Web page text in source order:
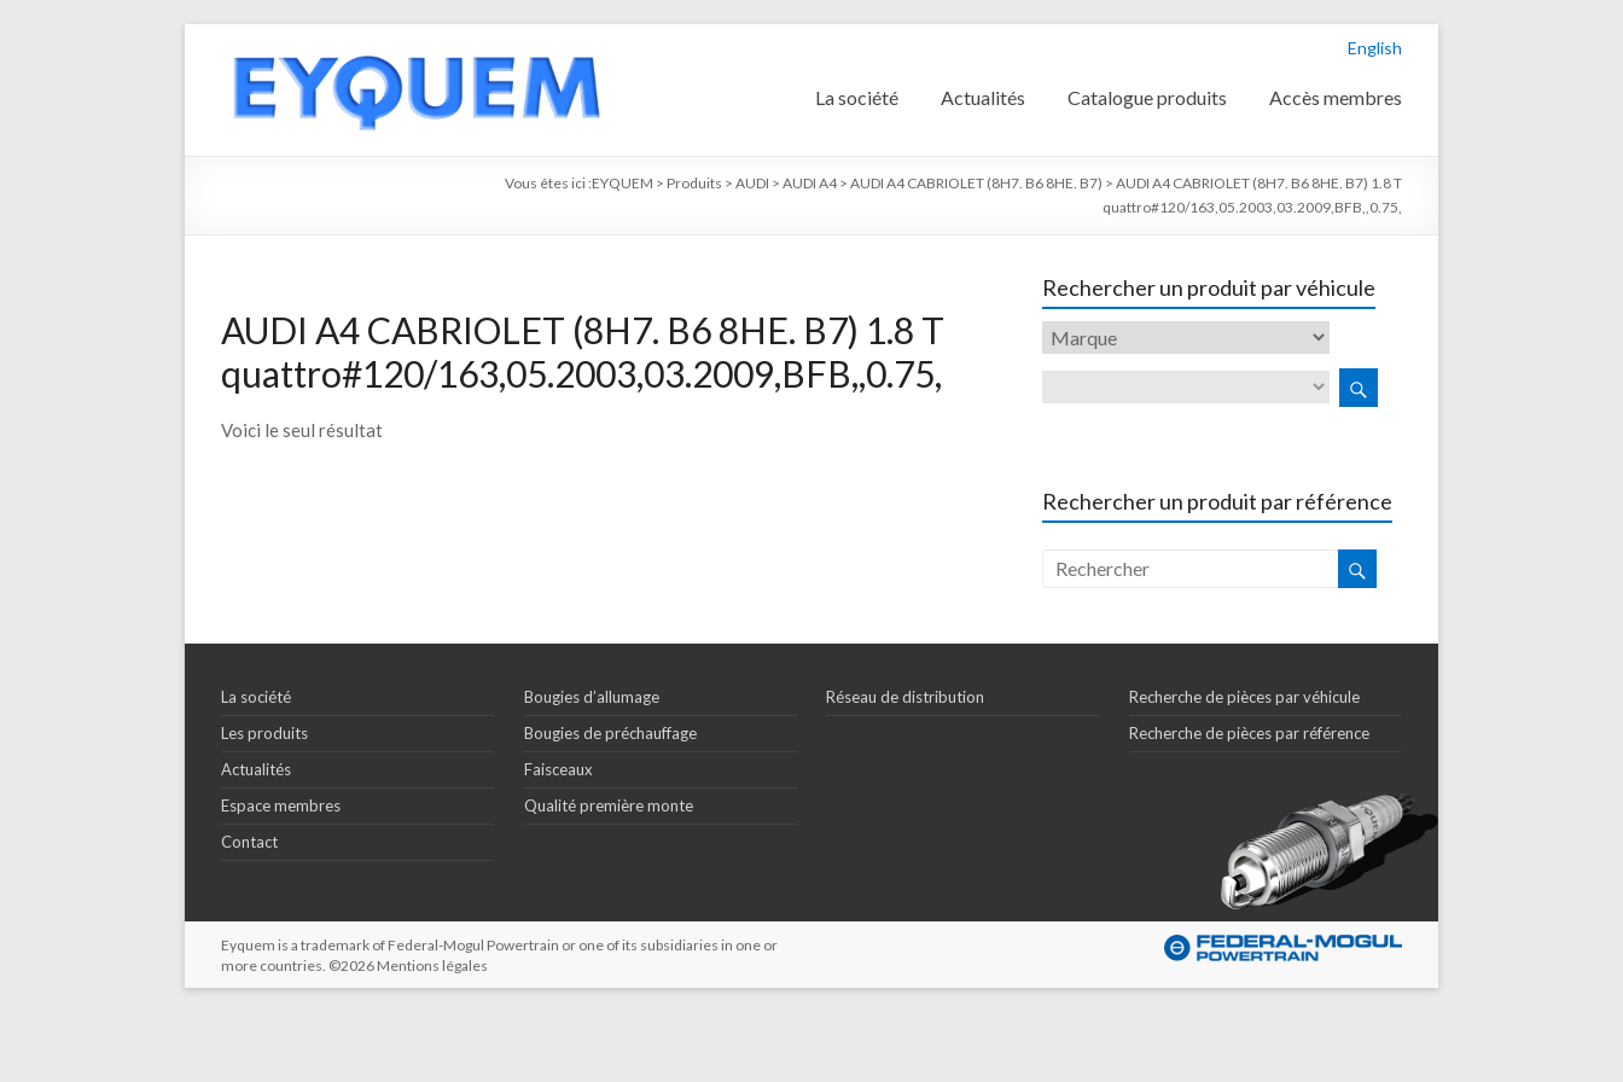
English
La société Actualités Catalogue produits Accès membres
Vous êtes ici :EYQUEM > Produits > AUDI > AUDI A4> AUDI A4 CABRIOLET (8H7. B6 8HE. B7) > AUDI A4 CABRIOLET (8H7. B6 8HE. B7) 1.8 T
quattro#120/163,05.2003,03.2009,BFB,,0.75,
AUDI A4 CABRIOLET (8H7. B6 8HE. B7) 1.8 T
quattro#120/163,05.2003,03.2009,BFB,,0.75,
Voici le seul résultat
Rechercher un produit par véhicule
Rechercher un produit par référence
La société
Les produits
Actualités
Espace membres
Contact
Bougies d’allumage
Bougies de préchauffage
Faisceaux
Qualité première monte
Réseau de distribution
Recherche de pièces par véhicule
Recherche de pièces par référence
Eyquem is a trademark of Federal-Mogul Powertrain or one of its subsidiaries in one or
more countries. ©2026 Mentions légales